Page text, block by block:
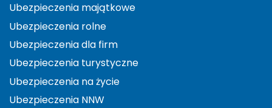
Ubezpieczenia majątkowe
Ubezpieczenia rolne
Ubezpieczenia dla firm
Ubezpieczenia turystyczne
Ubezpieczenia na życie
Ubezpieczenia NNW